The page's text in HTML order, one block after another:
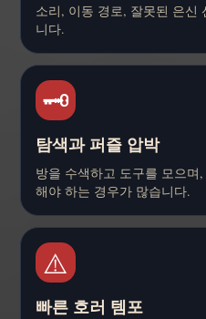
소리, 이동 경로, 잘못된 은신
니다.
🗝️
탐색과 퍼즐 압박
방을 수색하고 도구를 모으
해야 하는 경우가 많습니다.
⚠️
빠른 호러 템포